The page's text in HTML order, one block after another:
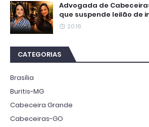
Advogada de
que suspende leilão de
20:18
CATEGORIAS
Brasília
Buritis-MG
Cabeceira Grande
Cabeceiras-GO